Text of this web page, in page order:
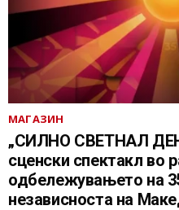
МАГАЗИН
„СИЛНО СВЕТНАЛ
сценски спектакл во
одбележувањето на
независноста на